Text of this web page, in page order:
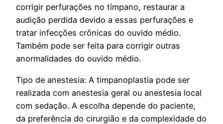
corrigir perfurações no tímpano, restaurar a
audição perdida devido a essas perfurações e
tratar infecções crônicas do ouvido médio.
Também pode ser feita para corrigir outras
anormalidades do ouvido médio.
Tipo de anestesia: A timpanoplastia pode ser
realizada com anestesia geral ou anestesia local
com sedação. A escolha depende do paciente,
da preferência do cirurgião e da complexidade do